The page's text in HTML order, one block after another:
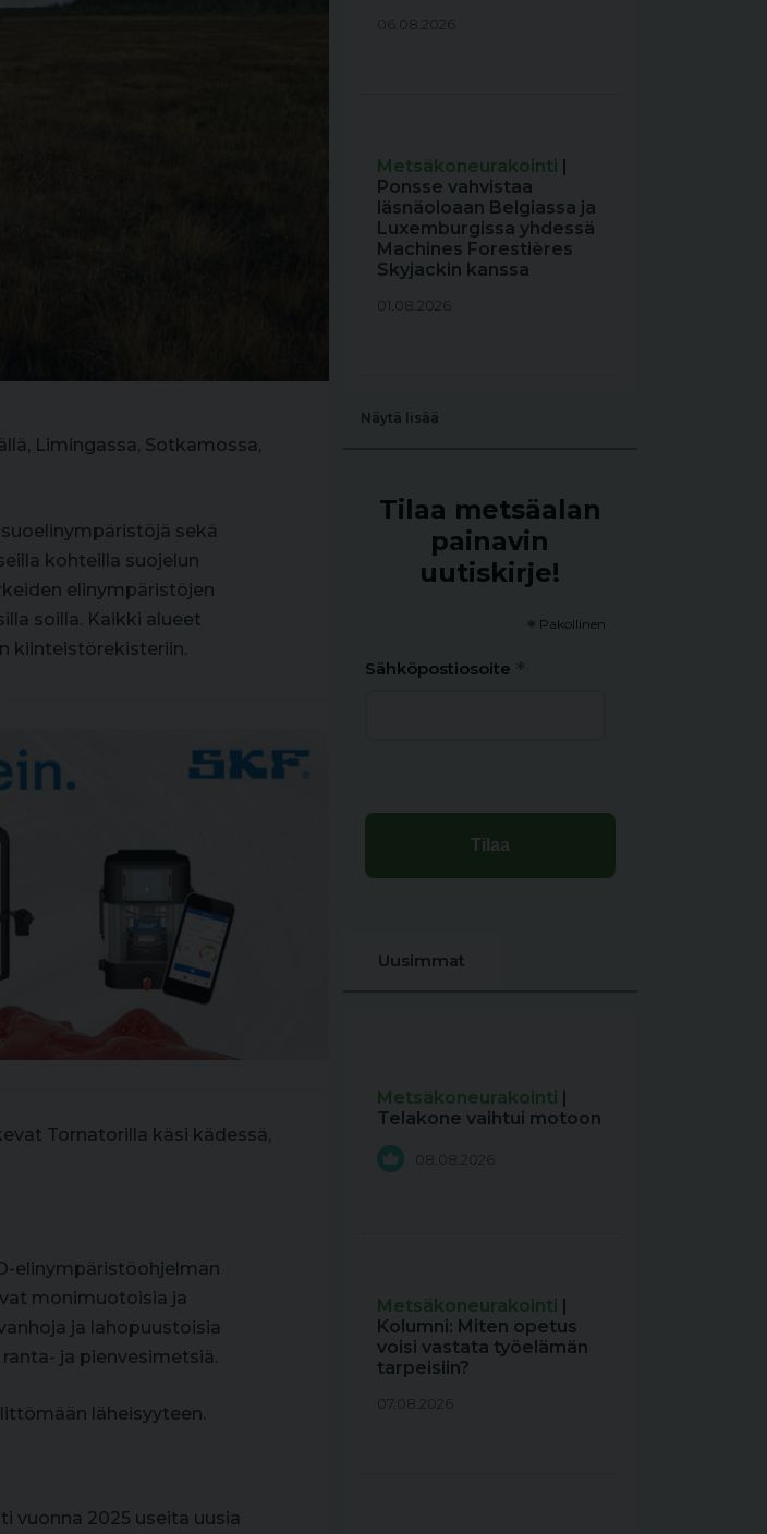
Limingassa, Sotkamossa,
sekä
kohteilla suojelun
elinympäristöjen
soilla. Kaikki alueet
kiinteistörekisteriin.
Tornatorilla käsi kädessä,
elinympäristöohjelman
monimuotoisia ja
ja lahopuustoisia
ja pienvesimetsiä.
läheisyyteen.
vuonna 2025 useita uusia
06.08.2026
Metsäkoneurakointi |
Ponsse vahvistaa
läsnäoloaan Belgiassa ja
Luxemburgissa yhdessä
Machines Forestières
Skyjackin kanssa
01.08.2026
Näytä lisää
Tilaa metsäalan
painavin
uutiskirje!
* Pakollinen
Sähköpostiosoite *
Uusimmat
Metsäkoneurakointi |
Telakone vaihtui motoon
08.08.2026
Metsäkoneurakointi |
Kolumni: Miten opetus
voisi vastata työelämän
tarpeisiin?
07.08.2026